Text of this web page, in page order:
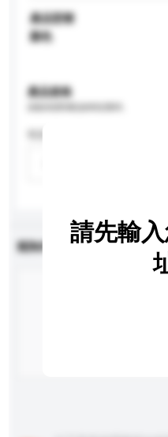
產品型號
顏色
產品規格
查詢內容
請先輸